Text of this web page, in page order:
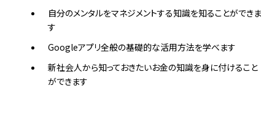
自分のメンタルをマネジメントする知識を知ることができま
す
Googleアプリ全般の基礎的な活用方法を学べます
新社会人から知っておきたいお金の知識を身に付けること
ができます